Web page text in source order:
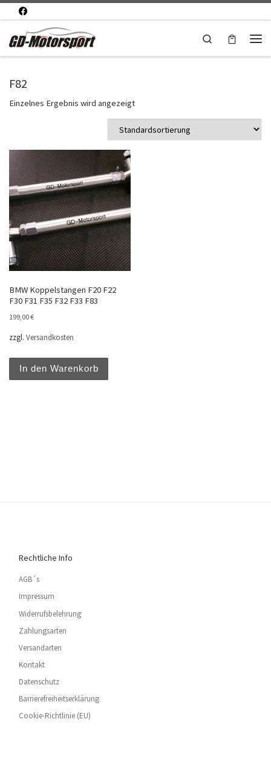
Zum Inhalt springen
Search
F82
Einzelnes Ergebnis wird angezeigt
BMW Koppelstangen F20 F22
F30 F31 F35 F32 F33 F83
199,00€
zzgl. Versandkosten
In den Warenkorb
Rechtliche Info
AGB´s
Impressum
Widerrufsbelehrung
Zahlungsarten
Versandarten
Kontakt
Datenschutz
Barrierefreiheitserklärung
Cookie-Richtlinie (EU)